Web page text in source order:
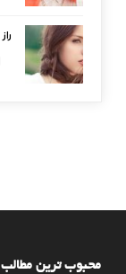
محبوب ترین مطالب